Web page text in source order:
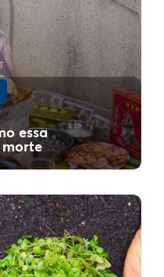
essa